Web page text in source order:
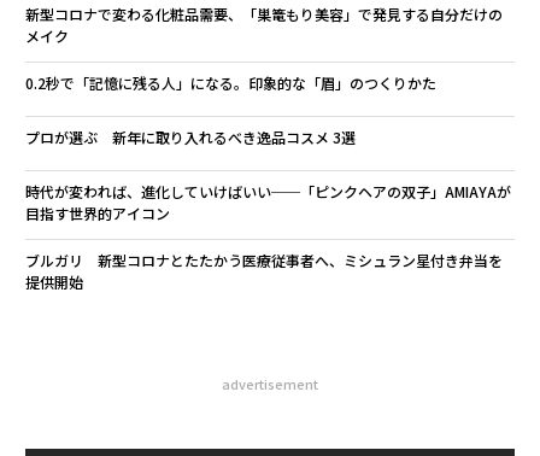
新型コロナで変わる化粧品需要、「巣篭もり美容」で発見する自分だけの
メイク
0.2秒で「記憶に残る人」になる。印象的な「眉」のつくりかた
プロが選ぶ 新年に取り入れるべき逸品コスメ 3選
時代が変われば、進化していけばいい──「ピンクヘアの双子」AMIAYAが
目指す世界的アイコン
ブルガリ 新型コロナとたたかう医療従事者へ、ミシュラン星付き弁当を
提供開始
advertisement